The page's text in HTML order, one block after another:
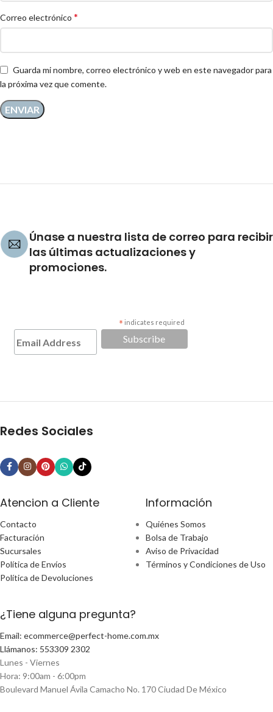
Correo electrónico *
Guarda mi nombre, correo electrónico y web en este navegador para
la próxima vez que comente.
Únase a nuestra lista de correo para recibir
las últimas actualizaciones y
promociones.
* indicates required
Redes Sociales
Atencion a Cliente
Contacto
Facturación
Sucursales
Política de Envíos
Política de Devoluciones
Información
Quiénes Somos
Bolsa de Trabajo
Aviso de Privacidad
Términos y Condiciones de Uso
¿Tiene alguna pregunta?
Email: ecommerce@perfect-home.com.mx
Llámanos: 553309 2302
Lunes - Viernes
Hora: 9:00am - 6:00pm
Boulevard Manuel Ávila Camacho No. 170 Ciudad De México